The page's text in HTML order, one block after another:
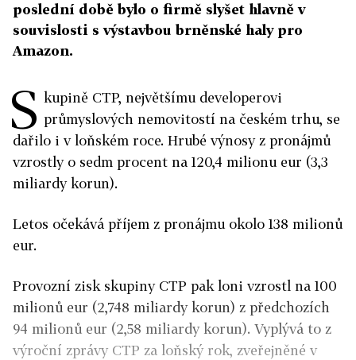
poslední době bylo o firmě slyšet hlavně v
souvislosti s výstavbou brněnské haly pro
Amazon.
S kupině CTP, největšímu developerovi
průmyslových nemovitostí na českém trhu, se
dařilo i v loňském roce. Hrubé výnosy z pronájmů
vzrostly o sedm procent na 120,4 milionu eur (3,3
miliardy korun).
Letos očekává příjem z pronájmu okolo 138 milionů
eur.
Provozní zisk skupiny CTP pak loni vzrostl na 100
milionů eur (2,748 miliardy korun) z předchozích
94 milionů eur (2,58 miliardy korun). Vyplývá to z
výroční zprávy CTP za loňský rok, zveřejněné v